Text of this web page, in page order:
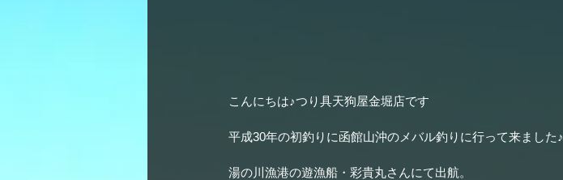
こんにちは♪つり具天狗屋金堀店です
平成30年の初釣りに函館山沖のメバル釣りに行って来ました♪
湯の川漁港の遊漁船・彩貴丸さんにて出航。